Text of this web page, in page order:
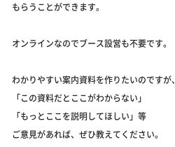
もらうことができます。
オンラインなのでブース設営も不要です。
わかりやすい案内資料を作りたいのですが、
「この資料だとここがわからない」
「もっとここを説明してほしい」等
ご意見があれば、ぜひ教えてください。